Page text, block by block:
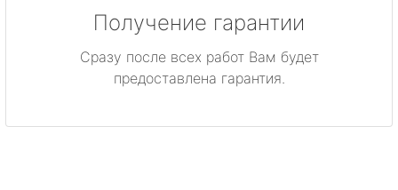
Получение гарантии
Сразу после всех работ Вам будет
предоставлена гарантия.